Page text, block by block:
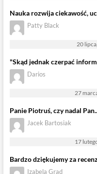
Nauka rozwija ciekawość,
Patty Black
20
"Skąd jednak czerpać
Darios
27
Panie Piotruś, czy nadal
Jacek Bartosiak
17
Bardzo dziękujemy za
Izabela Grad